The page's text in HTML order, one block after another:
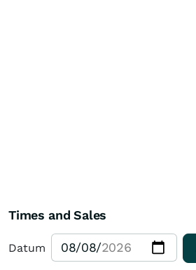
Times and Sales
Datum